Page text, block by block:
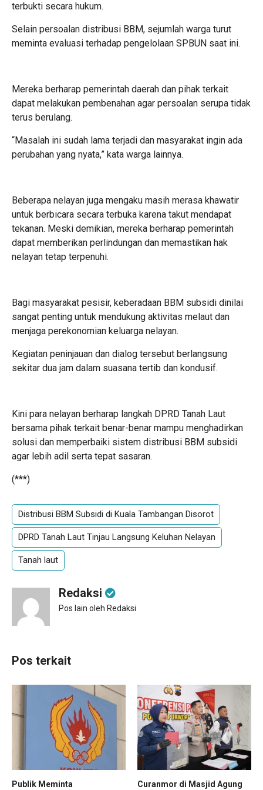
terbukti secara hukum.
Selain persoalan distribusi BBM, sejumlah warga turut
meminta evaluasi terhadap pengelolaan SPBUN saat ini.
Mereka berharap pemerintah daerah dan pihak terkait
dapat melakukan pembenahan agar persoalan serupa tidak
terus berulang.
“Masalah ini sudah lama terjadi dan masyarakat ingin ada
perubahan yang nyata,” kata warga lainnya.
Beberapa nelayan juga mengaku masih merasa khawatir
untuk berbicara secara terbuka karena takut mendapat
tekanan. Meski demikian, mereka berharap pemerintah
dapat memberikan perlindungan dan memastikan hak
nelayan tetap terpenuhi.
Bagi masyarakat pesisir, keberadaan BBM subsidi dinilai
sangat penting untuk mendukung aktivitas melaut dan
menjaga perekonomian keluarga nelayan.
Kegiatan peninjauan dan dialog tersebut berlangsung
sekitar dua jam dalam suasana tertib dan kondusif.
Kini para nelayan berharap langkah DPRD Tanah Laut
bersama pihak terkait benar-benar mampu menghadirkan
solusi dan memperbaiki sistem distribusi BBM subsidi
agar lebih adil serta tepat sasaran.
(***)
Distribusi BBM Subsidi di Kuala Tambangan Disorot
DPRD Tanah Laut Tinjau Langsung Keluhan Nelayan
Tanah laut
Redaksi
Pos lain oleh Redaksi
Pos terkait
Publik Meminta
Curanmor di Masjid Agung